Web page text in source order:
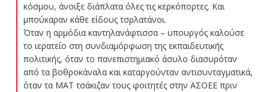
κόσμου, άνοιξε διάπλατα όλες τις κερκόπορτες. Και
μπούκαραν κάθε είδους τσρλατάνοι.
Όταν η αρμόδια καντηλανάφτισσα – υπουργός καλούσε
το ιερατείο στη συνδιαμόρφωση της εκπαιδευτικής
πολιτικής, όταν το πανεπιστημιακό άσυλο διασυρόταν
από τα βοθροκάναλα και καταργούνταν αντισυνταγματικά,
όταν τα ΜΑΤ τσάκιζαν τους φοιτητές στην ΑΣΟΕΕ πριν